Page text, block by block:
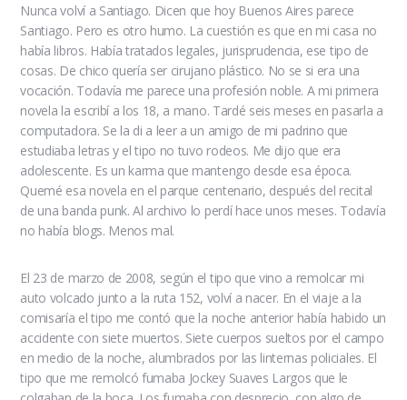
Nunca volví a Santiago. Dicen que hoy Buenos Aires parece
Santiago. Pero es otro humo. La cuestión es que en mi casa no
había libros. Había tratados legales, jurisprudencia, ese tipo de
cosas. De chico quería ser cirujano plástico. No se si era una
vocación. Todavía me parece una profesión noble. A mi primera
novela la escribí a los 18, a mano. Tardé seis meses en pasarla a
computadora. Se la di a leer a un amigo de mi padrino que
estudiaba letras y el tipo no tuvo rodeos. Me dijo que era
adolescente. Es un karma que mantengo desde esa época.
Quemé esa novela en el parque centenario, después del recital
de una banda punk. Al archivo lo perdí hace unos meses. Todavía
no había blogs. Menos mal.
El 23 de marzo de 2008, según el tipo que vino a remolcar mi
auto volcado junto a la ruta 152, volví a nacer. En el viaje a la
comisaría el tipo me contó que la noche anterior había habido un
accidente con siete muertos. Siete cuerpos sueltos por el campo
en medio de la noche, alumbrados por las linternas policiales. El
tipo que me remolcó fumaba Jockey Suaves Largos que le